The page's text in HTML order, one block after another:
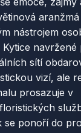
nástrojem
Kytice navržené
sítí
vizí, ale
prosazuje v
se ponoří do